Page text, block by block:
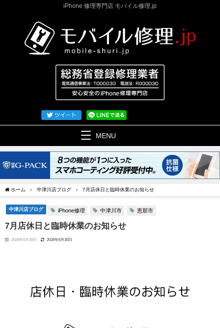
iPhone 修理専門店 モバイル修理.jp
MENU
ホーム 中津川店ブログ 7月店休日と臨時休業のお知らせ
中津川店ブログ iPhone修理 中津川市 恵那市
7月店休日と臨時休業のお知らせ
2026年6月30日 2026年6月30日